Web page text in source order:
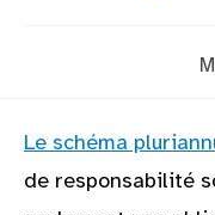
Le schéma
de responsabilité